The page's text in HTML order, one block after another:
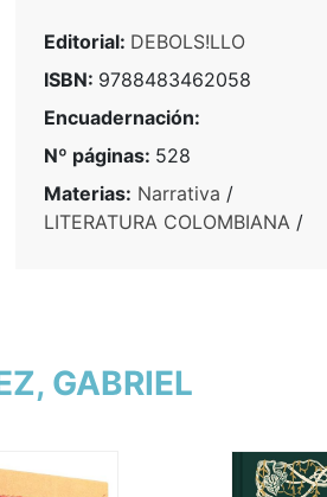
Editorial: DEBOLS!LLO
ISBN: 9788483462058
Encuadernación:
Nº páginas: 528
Materias: Narrativa /
LITERATURA COLOMBIANA /
GABRIEL